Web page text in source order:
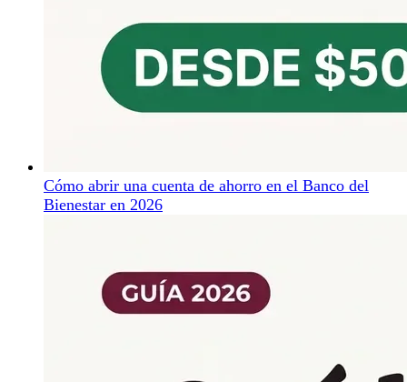
Cómo abrir una cuenta de ahorro en el Banco del
Bienestar en 2026